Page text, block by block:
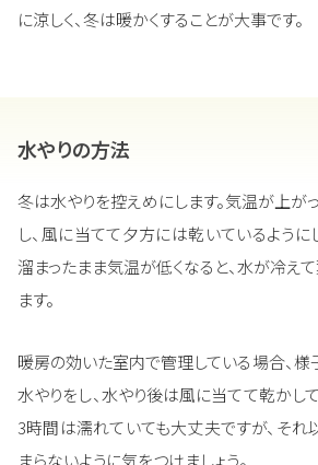
に涼しく、冬は暖かくすることが大事です。
水やりの方法
冬は水やりを控えめにします。気温が上が
し、風に当てて夕方には乾いているように
溜まったまま気温が低くなると、水が冷え
ます。
暖房の効いた室内で管理している場合、
水やりをし、水やり後は風に当てて乾かし
3時間は濡れていても大丈夫ですが、そ